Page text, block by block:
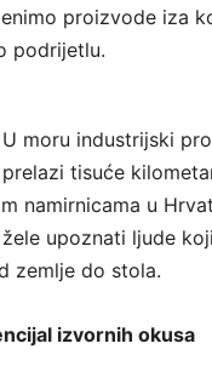
proizvode iza
podrijetlu.
moru industrijski
tisuće
namirnicama u
upoznati ljude
zemlje do stola.
izvornih okusa